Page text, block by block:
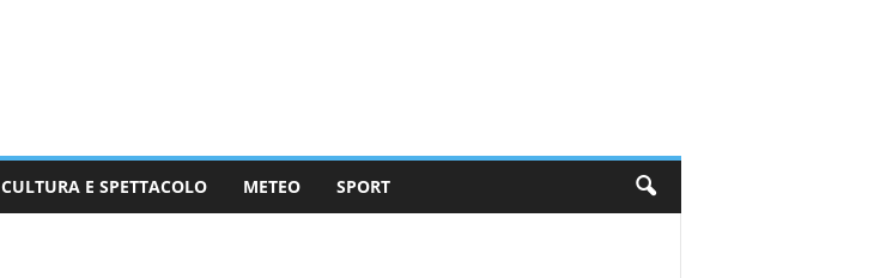
CULTURA E SPETTACOLO METEO SPORT